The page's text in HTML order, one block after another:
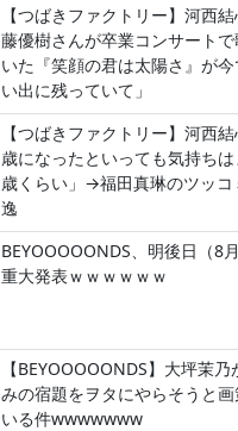
【つばきファクトリー】河西
藤優樹さんが卒業コンサート
いた『笑顔の君は太陽さ』が
い出に残っていて」
【つばきファクトリー】河西
歳になったといっても気持ち
歳くらい」→福田真琳のツッコ
逸
BEYOOOOONDS、明後日（8月
重大発表ｗｗｗｗｗｗ
【BEYOOOOONDS】大坪茉乃
みの宿題をヲタにやらそうと
いる件wwwwwww